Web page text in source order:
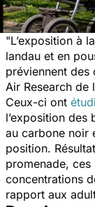
"L’exposition à la
landau et en
préviennent des
Air Research de
Ceux-ci ont
l’exposition des
au carbone noir
position.
promenade,
concentrations
rapport aux